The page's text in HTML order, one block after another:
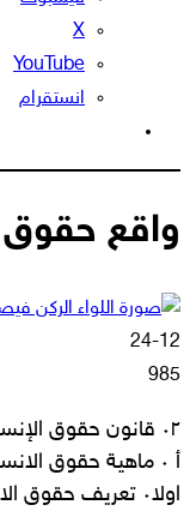
‫X
‫YouTube
انستقرام
المظلم
واقع حقوق
12-24
985
٠٢ قانون حقوق الإنسان :-
أ ٠ ماهية حقوق الانسان
اولا٠ تعريف حقوق الانسان